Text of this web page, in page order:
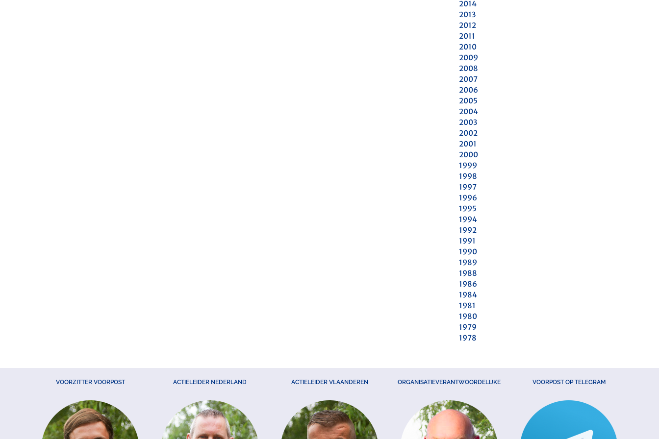
2014
2013
2012
2011
2010
2009
2008
2007
2006
2005
2004
2003
2002
2001
2000
1999
1998
1997
1996
1995
1994
1992
1991
1990
1989
1988
1986
1984
1981
1980
1979
1978
VOORZITTER VOORPOST ACTIELEIDER NEDERLAND ACTIELEIDER VLAANDEREN ORGANISATIEVERANTWOORDELIJKE VOORPOST OP TELEGRAM